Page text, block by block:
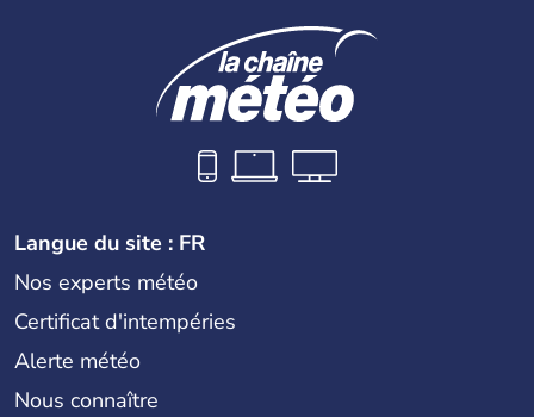
Langue du site : FR
Nos experts météo
Certificat d'intempéries
Alerte météo
Nous connaître